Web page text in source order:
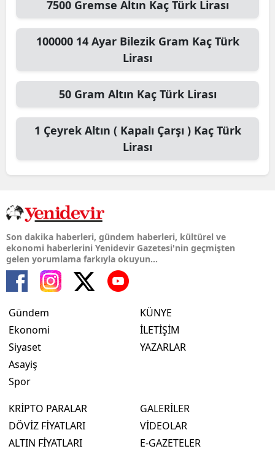
7500 Gremse Altın Kaç Türk Lirası
100000 14 Ayar Bilezik Gram Kaç Türk
Lirası
50 Gram Altın Kaç Türk Lirası
1 Çeyrek Altın ( Kapalı Çarşı )Kaç Türk
Lirası
Son dakika haberleri, gündem haberleri, kültürel ve
ekonomi haberlerini Yenidevir Gazetesi'nin geçmişten
gelen yorumlama farkıyla okuyun...
Gündem
Ekonomi
Siyaset
Asayiş
Spor
KÜNYE
İLETİŞİM
YAZARLAR
KRİPTO PARALAR
DÖVİZ FİYATLARI
ALTIN FİYATLARI
GALERİLER
VİDEOLAR
E-GAZETELER